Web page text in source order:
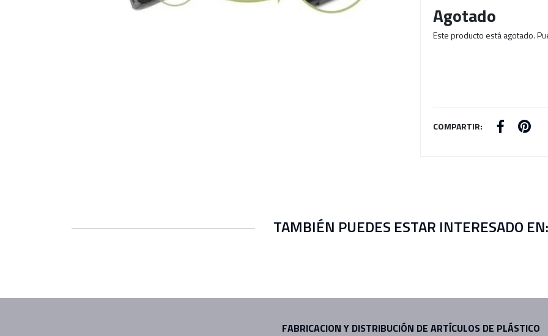
Agotado
Este producto está agotado.
COMPARTIR:
TAMBIÉN PUEDES ESTAR INTERESADO EN:
FABRICACION Y DISTRIBUCIÓN DE ARTÍCULOS DE PLÁSTICO